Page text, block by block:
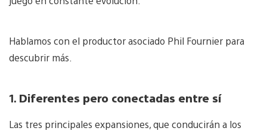
Hablamos con el productor asociado Phil Fournier para
descubrir más.
1. Diferentes pero conectadas entre sí
Las tres principales expansiones, que conducirán a los